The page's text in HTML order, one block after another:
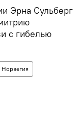
Эрна Сульберг
с гибелью
Норвегия